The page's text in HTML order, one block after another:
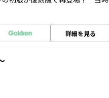
詳細を見る